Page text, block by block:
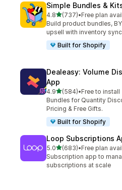
Simple Bundles &
4.85つ星中
(737)
合計レビュー数：737件
•Free plan
Build product bundles,
upsell with inventory sync
Built for Shopify
Dealeasy: Volume
App
4.95つ星中
(584)
合計レビュー数：584件
•Free to install
Bundles for Quantity
Pricing & Free Gifts.
Built for Shopify
Loop Subscriptions
5.05つ星中
(683)
合計レビュー数：683件
•Free plan
Subscription app to
subscriptions at scale